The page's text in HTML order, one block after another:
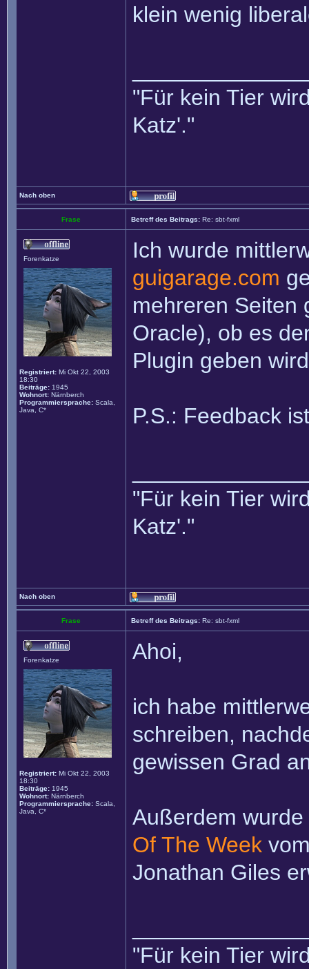
klein wenig
"Für kein Tier
Katz'."
Nach oben
Frase Betreff des Beitrags: Re: sbt-fxml
Forenkatze
Registriert: Mi Okt 22, 2003
18:30
Beiträge: 1945
Wohnort: Närnberch
Programmiersprache: Scala,
Java, C*
Ich wurde
guigarage.com
mehreren Seiten
Oracle), ob es
Plugin geben
P.S.: Feedback
"Für kein Tier
Katz'."
Nach oben
Frase Betreff des Beitrags: Re: sbt-fxml
Forenkatze
Registriert: Mi Okt 22, 2003
18:30
Beiträge: 1945
Wohnort: Närnberch
Programmiersprache: Scala,
Java, C*
Ahoi,
ich habe
schreiben,
gewissen Grad
Außerdem
Of The Week
Jonathan Giles
"Für kein Tier